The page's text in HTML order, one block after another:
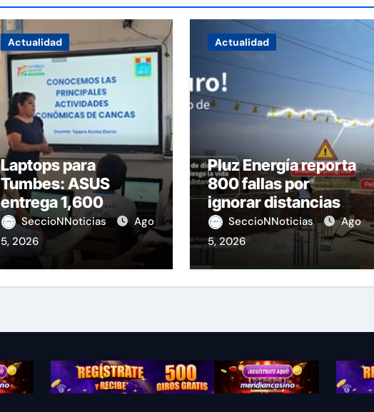
Actualidad
Laptops para
Tumbes: ASUS
entrega 1,600
equipos educativos
SeccioNNoticias
Ago
5, 2026
Actualidad
Pluz Energía reporta
800 fallas por
ignorar distancias
de seguridad
SeccioNNoticias
Ago
5, 2026